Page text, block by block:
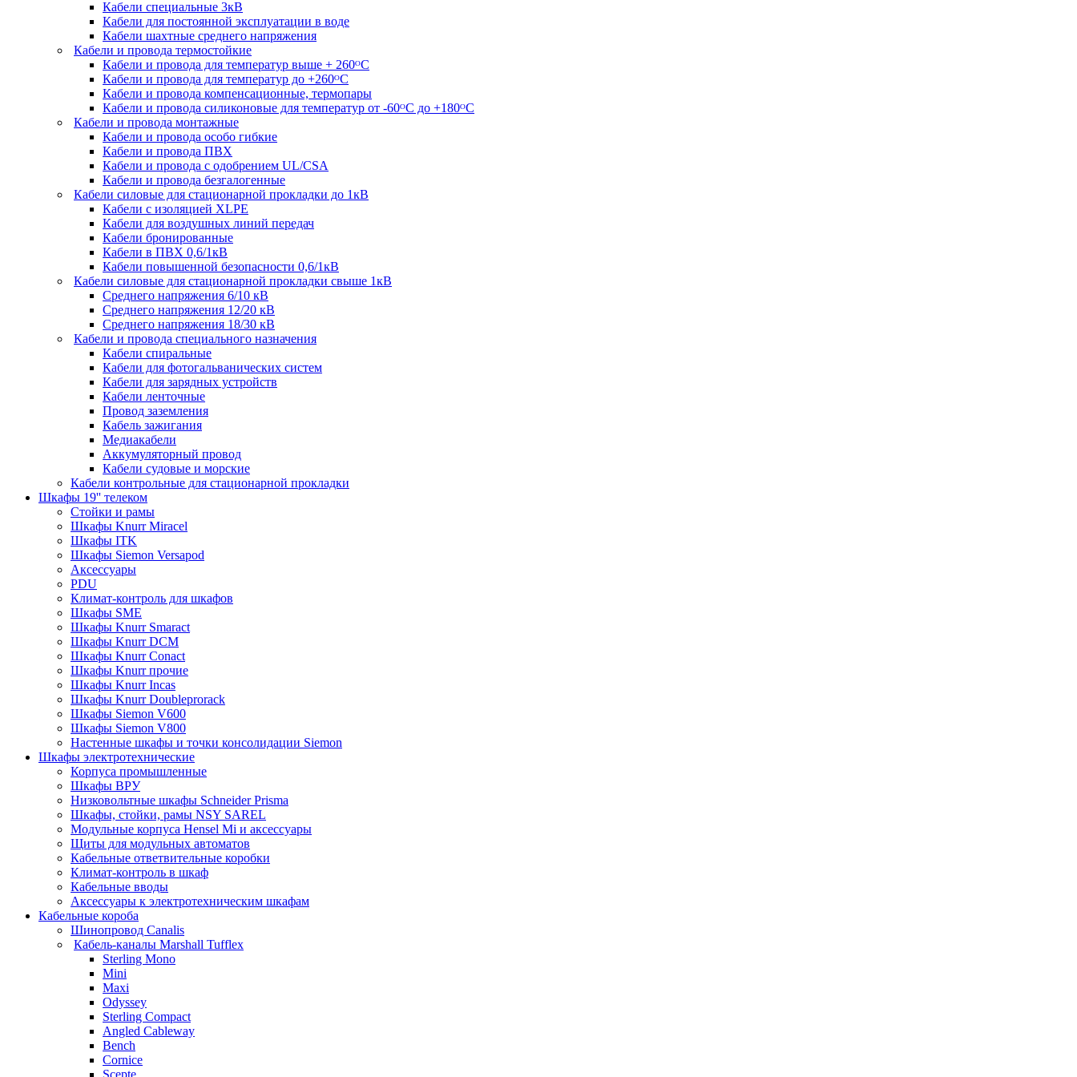
Кабели специальные 3кВ
Кабели для постоянной эксплуатации в воде
Кабели шахтные среднего напряжения
Кабели и провода термостойкие
Кабели и провода для температур выше + 260ᴼС
Кабели и провода для температур до +260ᴼС
Кабели и провода компенсационные, термопары
Кабели и провода силиконовые для температур от -60ᴼC до +180ᴼС
Кабели и провода монтажные
Кабели и провода особо гибкие
Кабели и провода ПВХ
Кабели и провода с одобрением UL/CSA
Кабели и провода безгалогенные
Кабели силовые для стационарной прокладки до 1кВ
Кабели c изоляцией XLPE
Кабели для воздушных линий передач
Кабели бронированные
Кабели в ПВХ 0,6/1кВ
Кабели повышенной безопасности 0,6/1кВ
Кабели силовые для стационарной прокладки свыше 1кВ
Среднего напряжения 6/10 кВ
Среднего напряжения 12/20 кВ
Среднего напряжения 18/30 кВ
Кабели и провода специального назначения
Кабели спиральные
Кабели для фотогальванических систем
Кабели для зарядных устройств
Кабели ленточные
Провод заземления
Кабель зажигания
Медиакабели
Аккумуляторный провод
Кабели судовые и морские
Кабели контрольные для стационарной прокладки
Шкафы 19'' телеком
Стойки и рамы
Шкафы Knurr Miracel
Шкафы ITK
Шкафы Siemon Versapod
Аксессуары
PDU
Климат-контроль для шкафов
Шкафы SME
Шкафы Knurr Smaract
Шкафы Knurr DCM
Шкафы Knurr Conact
Шкафы Knurr прочие
Шкафы Knurr Incas
Шкафы Knurr Doubleprorack
Шкафы Siemon V600
Шкафы Siemon V800
Настенные шкафы и точки консолидации Siemon
Шкафы электротехнические
Корпуса промышленные
Шкафы ВРУ
Низковольтные шкафы Schneider Prisma
Шкафы, стойки, рамы NSY SAREL
Модульные корпуса Hensel Mi и аксессуары
Щиты для модульных автоматов
Кабельные ответвительные коробки
Климат-контроль в шкаф
Кабельные вводы
Аксессуары к электротехническим шкафам
Кабельные короба
Шинопровод Canalis
Кабель-каналы Marshall Tufflex
Sterling Mono
Mini
Maxi
Odyssey
Sterling Compact
Angled Cableway
Bench
Cornice
Scepte